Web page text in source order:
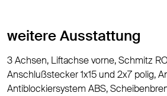
weitere Ausstattung
3 Achsen, Liftachse vorne, Schmitz
Anschlußstecker 1x15 und 2x7 polig,
Antiblockiersystem ABS,